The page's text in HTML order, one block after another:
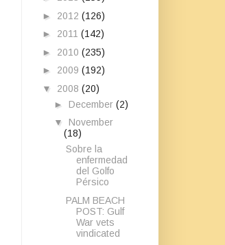
► 2012 (126)
► 2011 (142)
► 2010 (235)
► 2009 (192)
▼ 2008 (20)
► December (2)
▼ November
(18)
Sobre la
enfermedad
del Golfo
Pérsico
PALM BEACH
POST: Gulf
War vets
vindicated